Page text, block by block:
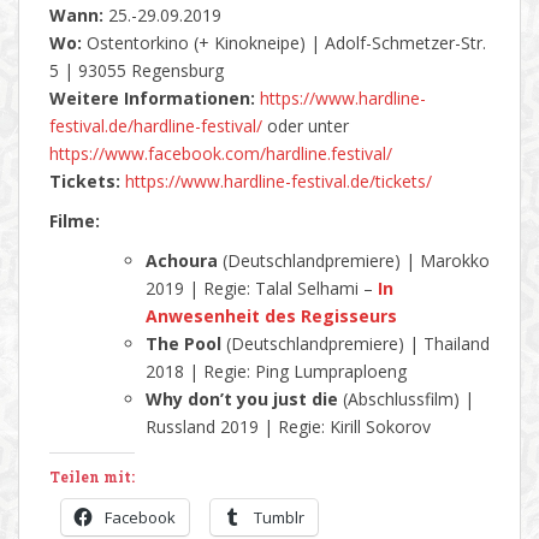
Wann: 25.-29.09.2019
Wo: Ostentorkino (+ Kinokneipe) | Adolf-Schmetzer-Str.
5 | 93055 Regensburg
Weitere Informationen: https://www.hardline-
festival.de/hardline-festival/ oder unter
https://www.facebook.com/hardline.festival/
Tickets: https://www.hardline-festival.de/tickets/
Filme:
Achoura (Deutschlandpremiere) | Marokko
2019 | Regie: Talal Selhami – In
Anwesenheit des Regisseurs
The Pool (Deutschlandpremiere) | Thailand
2018 | Regie: Ping Lumpraploeng
Why don’t you just die (Abschlussfilm) |
Russland 2019 | Regie: Kirill Sokorov
Teilen mit:
Facebook Tumblr